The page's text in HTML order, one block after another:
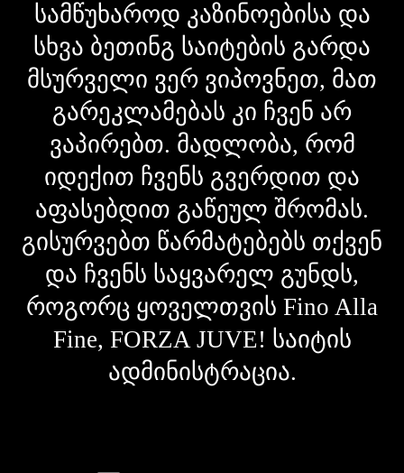
სამწუხაროდ კაზინოებისა და
სხვა ბეთინგ საიტების გარდა
მსურველი ვერ ვიპოვნეთ, მათ
გარეკლამებას კი ჩვენ არ
ვაპირებთ. მადლობა, რომ
იდექით ჩვენს გვერდით და
აფასებდით გაწეულ შრომას.
გისურვებთ წარმატებებს თქვენ
და ჩვენს საყვარელ გუნდს,
როგორც ყოველთვის Fino Alla
Fine, FORZA JUVE! საიტის
ადმინისტრაცია.